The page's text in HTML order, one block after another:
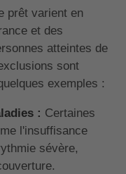
prêt varient en
et des
atteintes de
sont
exemples :
: Certaines
l'insuffisance
sévère,